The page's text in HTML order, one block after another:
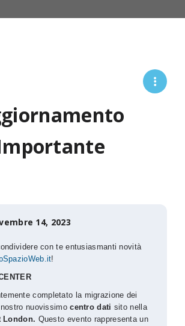
14, 2023
con te entusiasmanti novità
!
completato la migrazione dei
nuovissimocentro dati sito nella
London. Questo evento rappresenta un